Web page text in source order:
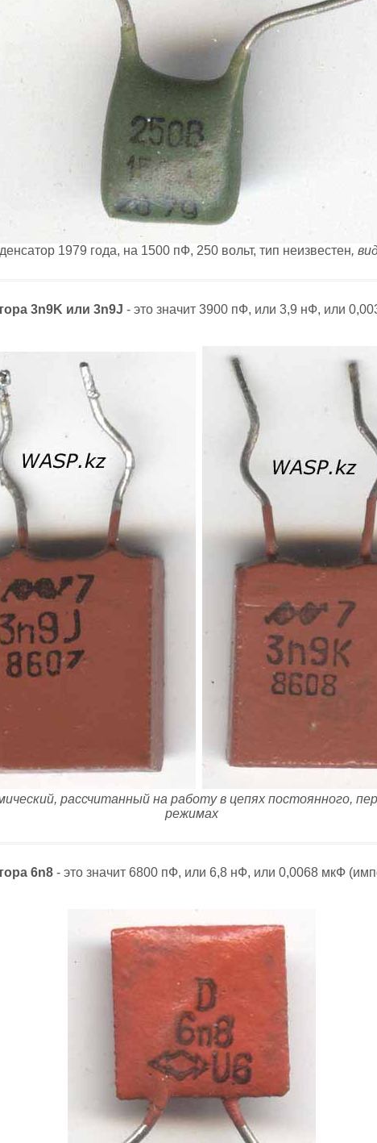
1979 года, на 1500 пФ, 250 вольт, тип неизвестен,
3n9K или 3n9J - это значит 3900 пФ, или 3,9 нФ, или
рассчитанный на работу в цепях постоянного,
режимах
6n8 - это значит 6800 пФ, или 6,8 нФ, или 0,0068 мкФ